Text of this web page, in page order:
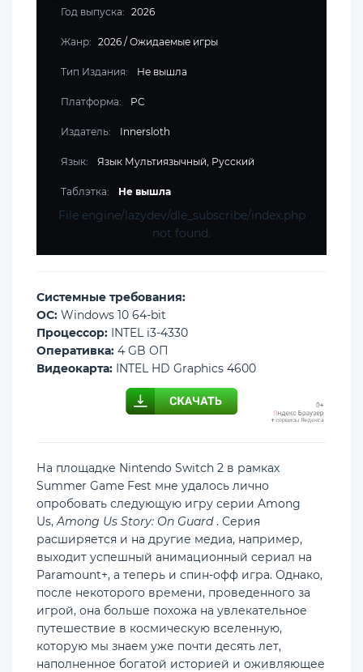
Год выпуска: 2026
Жанр: 2026 / Ожидаемые игры
Тип Издания: Не вышла
Платформа: PC
Издатель: Innersloth
Язык: Язык Мультиязычный, Русский
Таблэтка: Не вышла
File engine/lazydev/dle_subscribe/index.php
not found.
Cистемные требования:
ОС: Windows 10 64-bit
Процессор: INTEL i3-4330
Оперативка: 4 GB ОП
Видеокарта: INTEL HD Graphics 4600
На площадке Nintendo Switch 2 в рамках
Summer Game Fest мне удалось лично
опробовать следующую игру серии Among
Us, Among Us Story: On Guard. Серия
расширяется и на другие медиа, например,
выходит успешный анимационный сериал на
Paramount+, а теперь и спин-офф игра. Однако,
после некоторого времени, проведенного за
игрой, она больше похожа на увлекательное
путешествие в космическую вселенную,
которую мы знаем уже почти десять лет,
наполненное богатой историей и оживляющее